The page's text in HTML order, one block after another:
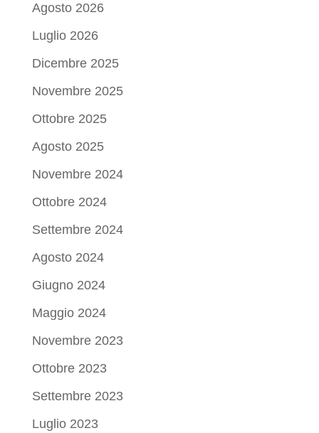
Agosto 2026
Luglio 2026
Dicembre 2025
Novembre 2025
Ottobre 2025
Agosto 2025
Novembre 2024
Ottobre 2024
Settembre 2024
Agosto 2024
Giugno 2024
Maggio 2024
Novembre 2023
Ottobre 2023
Settembre 2023
Luglio 2023